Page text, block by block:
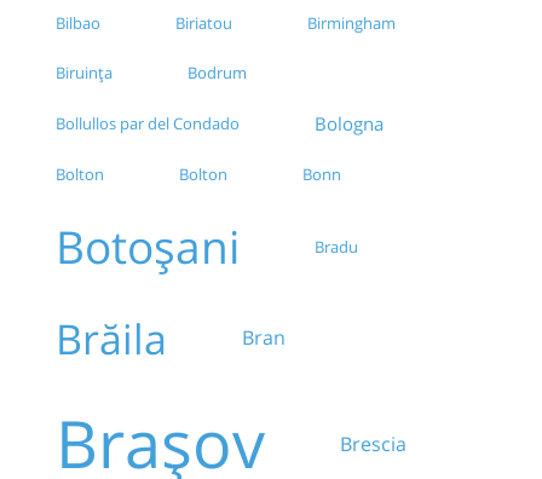
Bilbao Biriatou Birmingham
Biruința Bodrum
Bollullos par del Condado Bologna
Bolton Bolton Bonn
Botoșani Bradu
Brăila Bran
Brașov Brescia